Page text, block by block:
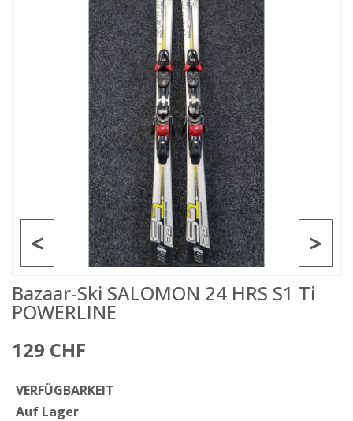
>
<
Bazaar-Ski SALOMON 24 HRS S1 Ti
POWERLINE
129 CHF
VERFÜGBARKEIT
Auf Lager